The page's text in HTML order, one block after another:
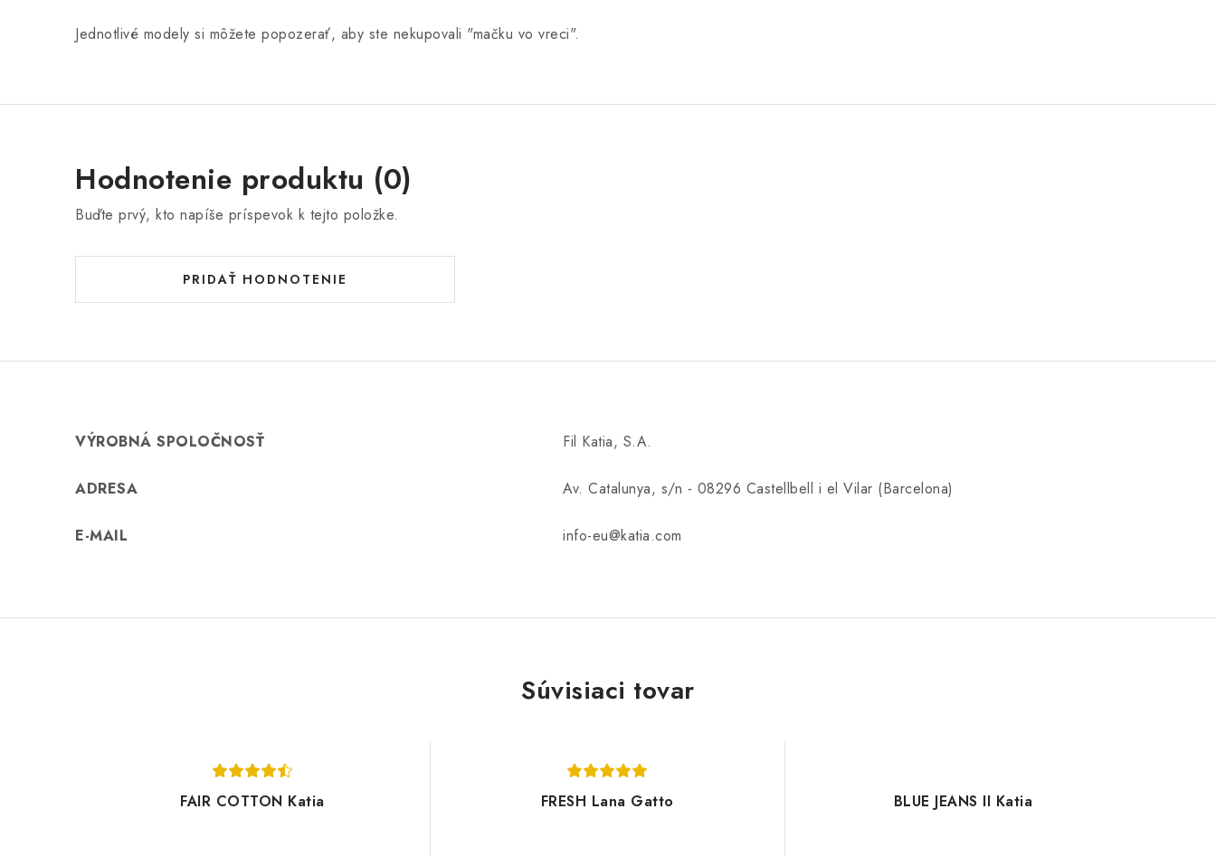
Jednotlivé modely si môžete popozerať, aby ste nekupovali "mačku vo vreci".
Hodnotenie produktu (0)
Buďte prvý, kto napíše príspevok k tejto položke.
PRIDAŤ HODNOTENIE
VÝROBNÁ SPOLOČNOSŤ Fil Katia, S.A.
ADRESA Av. Catalunya, s/n - 08296 Castellbell i el Vilar (Barcelona)
E-MAIL info-eu@katia.com
Súvisiaci tovar
FAIR COTTON Katia FRESH Lana Gatto BLUE JEANS II Katia